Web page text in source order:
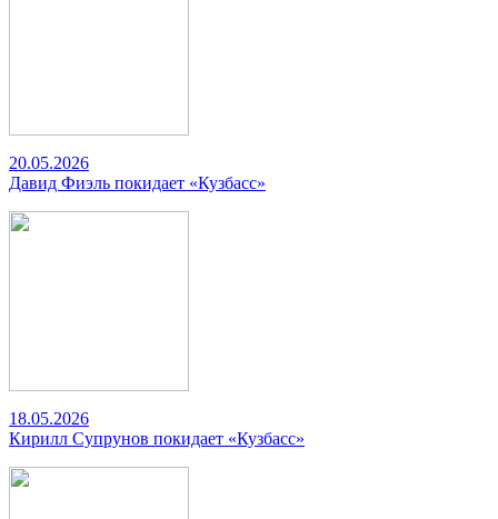
20.05.2026
Давид Фиэль покидает «Кузбасс»
18.05.2026
Кирилл Супрунов покидает «Кузбасс»